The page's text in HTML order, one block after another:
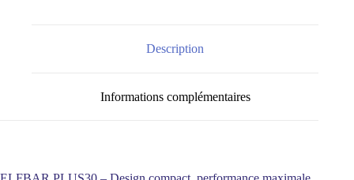
Description
Informations complémentaires